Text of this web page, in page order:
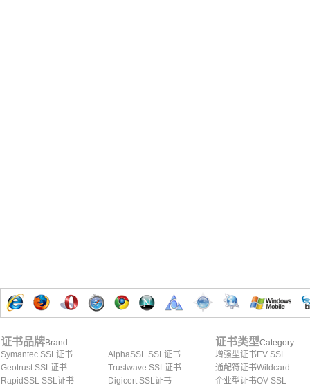
证书品牌Brand
Symantec SSL证书
Geotrust SSL证书
RapidSSL SSL证书
AlphaSSL SSL证书
Trustwave SSL证书
Digicert SSL证书
证书类型Category
增强型证书EV SSL
通配符证书Wildcard
企业型证书OV SSL